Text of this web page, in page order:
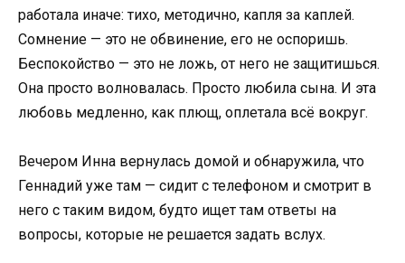
работала иначе: тихо, методично, капля за каплей.
Сомнение — это не обвинение, его не оспоришь.
Беспокойство — это не ложь, от него не защитишься.
Она просто волновалась. Просто любила сына. И эта
любовь медленно, как плющ, оплетала всё вокруг.
Вечером Инна вернулась домой и обнаружила, что
Геннадий уже там — сидит с телефоном и смотрит в
него с таким видом, будто ищет там ответы на
вопросы, которые не решается задать вслух.